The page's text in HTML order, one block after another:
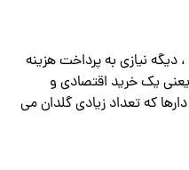
دیگه نیازی به پرداخت هزینه‌
یک خرید اقتصادی و
که تعداد زیادی گلدان می‌